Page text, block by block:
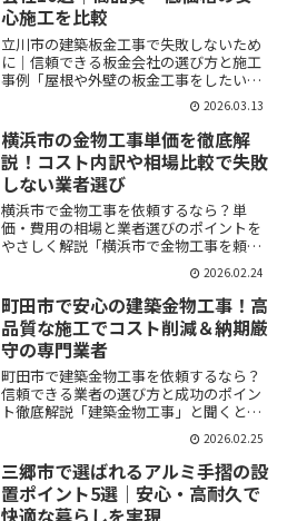
心施工を比較
立川市の建築板金工事で失敗しないため
に｜信頼できる板金会社の選び方と施工
事例「屋根や外壁の板金工事をしたいけ
ど、どこに頼んだらいいかわからな
い…」「見積もりの適正価格や、安心し
て任せられる立川市の板金施工会社って
どう選べばいいの？」このよう...
2026.03.13
横浜市の金物工事単価を徹底解
説！コスト内訳や相場比較で失敗
しない業者選び
横浜市で金物工事を依頼するなら？単
価・費用の相場と業者選びのポイントを
やさしく解説「横浜市で金物工事を頼み
たいけど、一体いくらかかるの？」「金
物工事単価や費用の相場が分からず、見
積りで損しないか心配…」そんなお悩み
をお持ちではありませんか？...
2026.02.24
町田市で安心の建築金物工事！高
品質な施工でコスト削減＆納期厳
守の専門業者
町田市で建築金物工事を依頼するなら？
信頼できる業者の選び方と成功のポイン
ト徹底解説「建築金物工事」と聞くと専
門的で難しそう、費用や品質は大丈夫？
業者選びに失敗したらどうしよう…と、
不安に感じていませんか。町田市で住宅
や店舗、商業施設などの金...
2026.02.25
三郷市で選ばれるアルミ手摺の設
置ポイント5選｜安心・高耐久で
快適な暮らしを実現